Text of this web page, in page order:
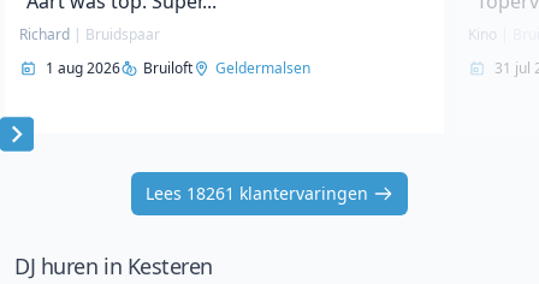
Richard | Bruidspaar
1 aug 2026
Bruiloft Geldermalsen
Kino
31 jul
Item
Lees 18261 klantervaringen
DJ huren in Kesteren